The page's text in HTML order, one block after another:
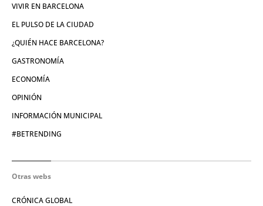
VIVIR EN BARCELONA
EL PULSO DE LA CIUDAD
¿QUIÉN HACE BARCELONA?
GASTRONOMÍA
ECONOMÍA
OPINIÓN
INFORMACIÓN MUNICIPAL
#BETRENDING
Otras webs
CRÓNICA GLOBAL